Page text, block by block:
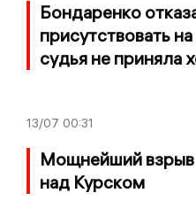
Бондаренко
присутствовать
судья не приняла
13/07 00:31
Мощнейший взрыв
над Курском